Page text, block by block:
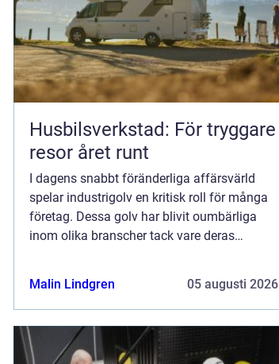
Husbilsverkstad: För tryggare
resor året runt
I dagens snabbt föränderliga affärsvärld
spelar industrigolv en kritisk roll för många
företag. Dessa golv har blivit oumbärliga
inom olika branscher tack vare deras
Malin Lindgren
05 augusti 2026